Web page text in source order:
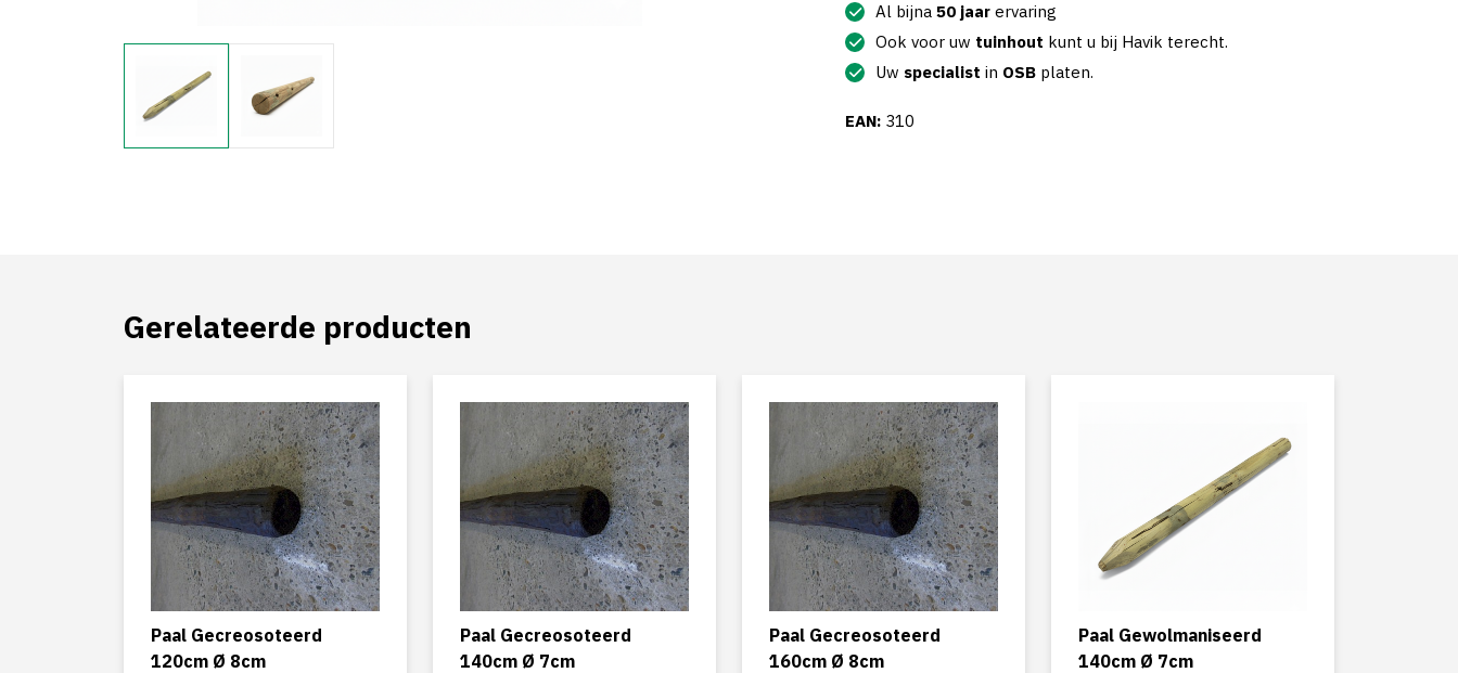
Al bijna 50 jaar ervaring
Ook voor uw tuinhout kunt u bij Havik terecht.
Uw specialist in OSB platen.
EAN: 310
Gerelateerde producten
Paal Gecreosoteerd
120cm Ø 8cm
Paal Gecreosoteerd
140cm Ø 7cm
Paal Gecreosoteerd
160cm Ø 8cm
Paal Gewolmaniseerd
140cm Ø 7cm